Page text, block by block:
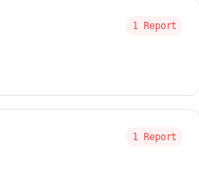
1 Report
1 Report